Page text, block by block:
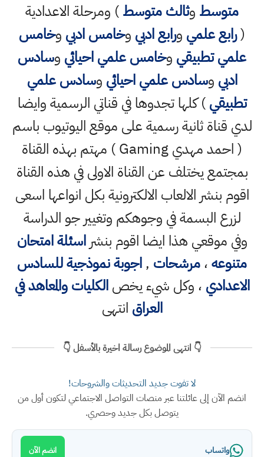
متوسط وثالث متوسط) ومرحلة الاعدادية
(رابع علمي ورابع ادبي وخامس ادبي وخامس
علمي تطبيقي وخامس علمي احيائي وسادس
ادبي وسادس علمي احيائي وسادس علمي
تطبيقي) كلها تجدوها في قناتي الرسمية وايضا
لدي قناة ثانية رسمية على موقع اليوتيوب باسم
( احمد مهدي Gaming ) مهتم بهذه القناة
بمجتمع يختلف عن القناة الاولى في هذه القناة
اقوم بنشر الالعاب الالكترونية بكل انواعها اسعى
لزرع البسمة في وجوهكم وتغيير جو الدراسة
وفي موقعي هذا ايضا اقوم بنشراسئلة امتحان
متنوعه،مرشحات ,اجوبة نموذجية للسادس
الاعدادي ، وكل شيء يخصالكليات والمعاهد في
العراق انتهى
👇 انتهى الموضوع رسالة اخيرة بالأسفل 👇
لا تفوت جديد التحديثات والشروحات!
انضم الآن إلى عائلتنا عبر منصات التواصل الاجتماعي لتكون أول من
يتوصل بكل جديد وحصري.
واتساب انضم الآن